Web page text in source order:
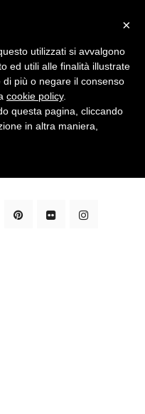
community #1 in
×
utilizzati si avvalgono
ed utili alle finalità illustrate
più o negare il consenso
cookie policy.
questa pagina, cliccando
in altra maniera,